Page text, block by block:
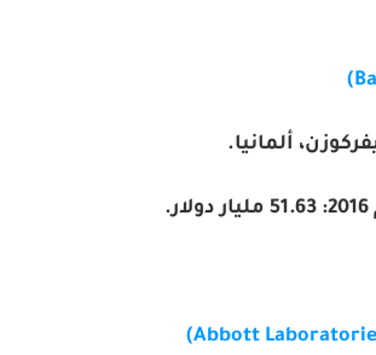
)
ألمانيا.
51.63 مليار دولار.
Abbott
)